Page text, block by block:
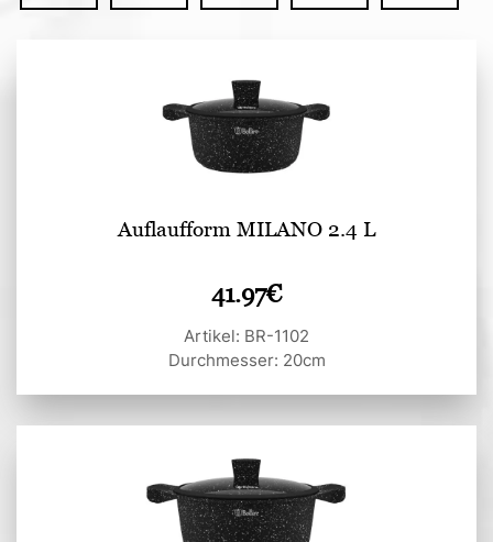
Auflaufform MILANO 2.4 L
41.97€
Artikel: BR-1102
Durchmesser: 20cm